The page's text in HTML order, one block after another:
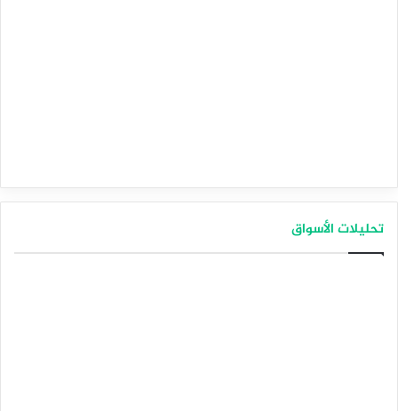
تحليلات الأسواق